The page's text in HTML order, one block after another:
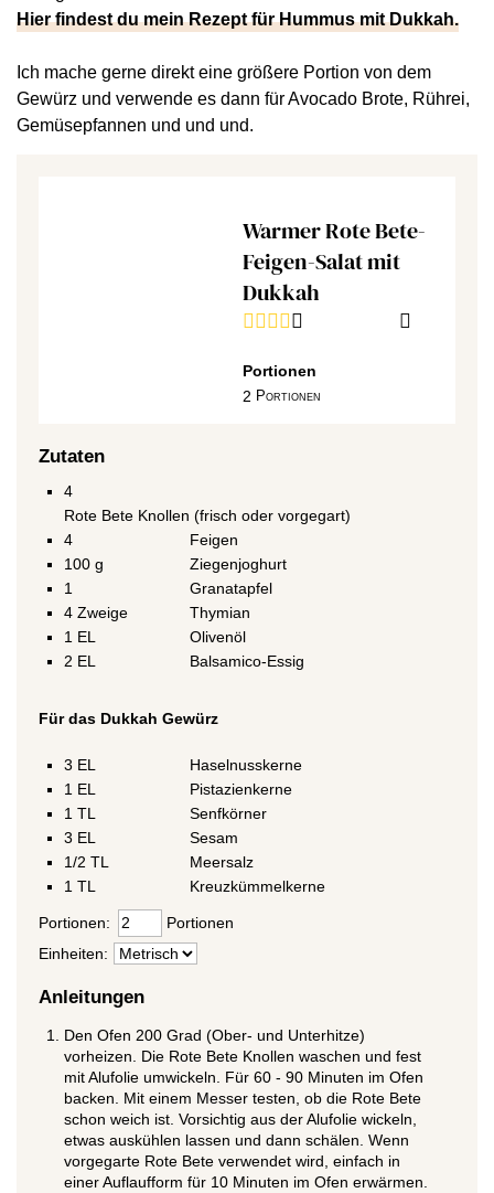
Hier findest du mein Rezept für Hummus mit Dukkah.
Ich mache gerne direkt eine größere Portion von dem
Gewürz und verwende es dann für Avocado Brote, Rührei,
Gemüsepfannen und und und.
Warmer Rote Bete-
Feigen-Salat mit
Dukkah
Portionen
2 Portionen
Zutaten
4
Rote Bete Knollen (frisch oder vorgegart)
4
Feigen
100 g
Ziegenjoghurt
1
Granatapfel
4 Zweige
Thymian
1 EL
Olivenöl
2 EL Balsamico-Essig
Für das Dukkah Gewürz
3 EL
Haselnusskerne
1 EL
Pistazienkerne
1 TL
Senfkörner
3 EL
Sesam
1/2 TL
Meersalz
1 TL Kreuzkümmelkerne
Portionen:
Portionen
Einheiten:
Anleitungen
Den Ofen 200 Grad (Ober- und Unterhitze)
vorheizen. Die Rote Bete Knollen waschen und fest
mit Alufolie umwickeln. Für 60 - 90 Minuten im Ofen
backen. Mit einem Messer testen, ob die Rote Bete
schon weich ist. Vorsichtig aus der Alufolie wickeln,
etwas auskühlen lassen und dann schälen. Wenn
vorgegarte Rote Bete verwendet wird, einfach in
einer Auflaufform für 10 Minuten im Ofen erwärmen.